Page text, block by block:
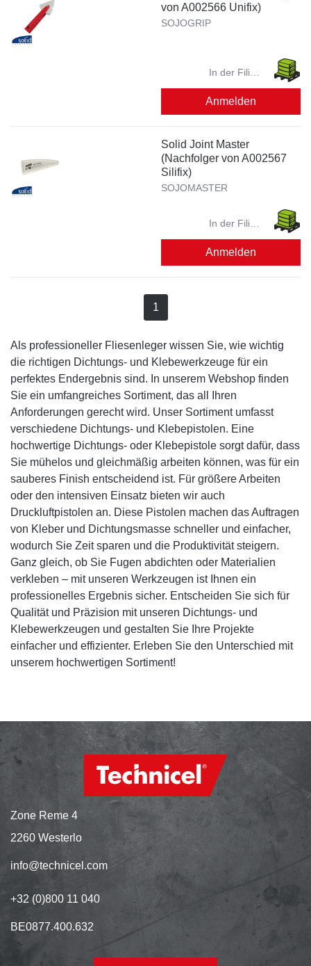
von A002566 Unifix)
SOJOGRIP
In der Filiale
Anmelden
Solid Joint Master
(Nachfolger von A002567
Silifix)
SOJOMASTER
In der Filiale
Anmelden
1
Als professioneller Fliesenleger wissen Sie, wie wichtig
die richtigen Dichtungs- und Klebewerkzeuge für ein
perfektes Endergebnis sind. In unserem Webshop finden
Sie ein umfangreiches Sortiment, das all Ihren
Anforderungen gerecht wird. Unser Sortiment umfasst
verschiedene Dichtungs- und Klebepistolen. Eine
hochwertige Dichtungs- oder Klebepistole sorgt dafür, dass
Sie mühelos und gleichmäßig arbeiten können, was für ein
sauberes Finish entscheidend ist. Für größere Arbeiten
oder den intensiven Einsatz bieten wir auch
Druckluftpistolen an. Diese Pistolen machen das Auftragen
von Kleber und Dichtungsmasse schneller und einfacher,
wodurch Sie Zeit sparen und die Produktivität steigern.
Ganz gleich, ob Sie Fugen abdichten oder Materialien
verkleben – mit unseren Werkzeugen ist Ihnen ein
professionelles Ergebnis sicher. Entscheiden Sie sich für
Qualität und Präzision mit unseren Dichtungs- und
Klebewerkzeugen und gestalten Sie Ihre Projekte
einfacher und effizienter. Erleben Sie den Unterschied mit
unserem hochwertigen Sortiment!
Zone Reme 4
2260 Westerlo
info@technicel.com
+32 (0)800 11 040
BE0877.400.632